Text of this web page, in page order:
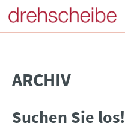
ARCHIV
Suchen Sie los!